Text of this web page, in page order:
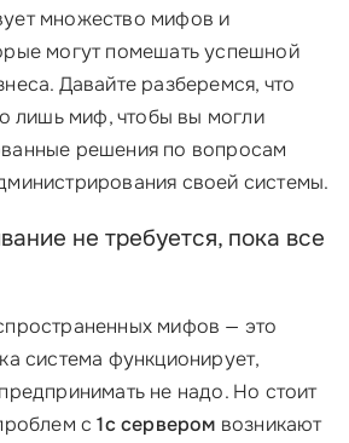
множество мифов и
могут помешать успешной
Давайте разберемся, что
лишь миф, чтобы вы могли
решения по вопросам
своей системы.
не требуется, пока все
мифов — это
система функционирует,
не надо. Но стоит
с1с сервером возникают